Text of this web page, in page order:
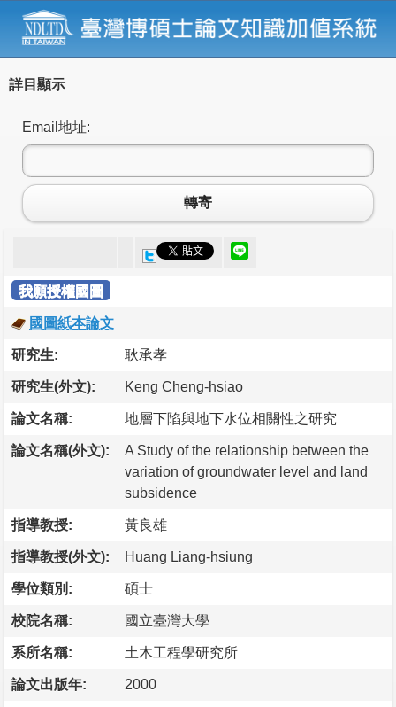
詳目顯示
Email地址:
轉寄
我願授權國圖
國圖紙本論文
研究生: 耿承孝
研究生(外文): Keng Cheng-hsiao
論文名稱: 地層下陷與地下水位相關性之研究
論文名稱(外文):
A Study of the relationship between the
variation of groundwater level and land
subsidence
指導教授: 黃良雄
指導教授(外文): Huang Liang-hsiung
學位類別: 碩士
校院名稱: 國立臺灣大學
系所名稱: 土木工程學研究所
論文出版年: 2000